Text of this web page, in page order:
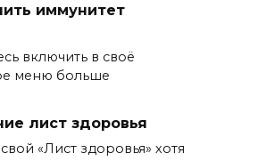
иммунитет
включить в своё
меню больше
лист здоровья
«Лист здоровья» хотя